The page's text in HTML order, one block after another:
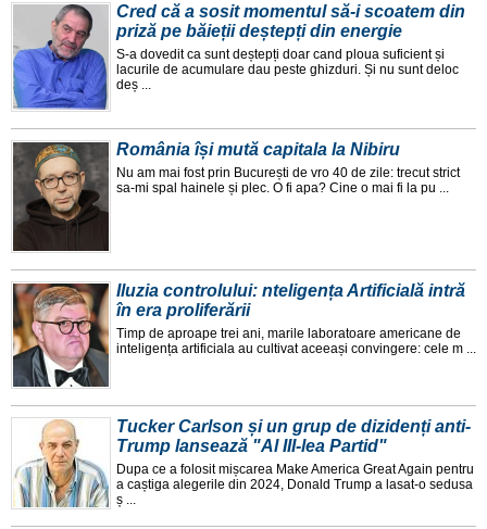
Cred că a sosit momentul să-i scoatem din
priză pe băieții deștepți din energie
S-a dovedit ca sunt deștepți doar cand ploua suficient și
lacurile de acumulare dau peste ghizduri. Și nu sunt deloc
deș ...
România își mută capitala la Nibiru
Nu am mai fost prin București de vro 40 de zile: trecut strict
sa-mi spal hainele și plec. O fi apa? Cine o mai fi la pu ...
Iluzia controlului: nteligența Artificială intră
în era proliferării
Timp de aproape trei ani, marile laboratoare americane de
inteligența artificiala au cultivat aceeași convingere: cele m ...
Tucker Carlson și un grup de dizidenți anti-
Trump lansează "Al III-lea Partid"
Dupa ce a folosit mișcarea Make America Great Again pentru
a caștiga alegerile din 2024, Donald Trump a lasat-o sedusa
ș ...